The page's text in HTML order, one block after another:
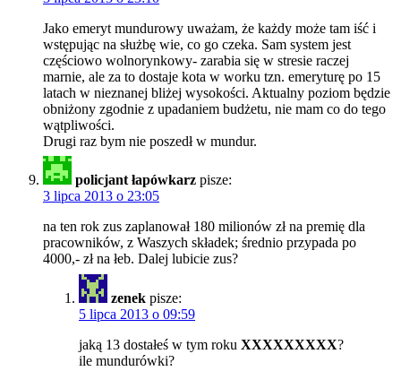
Jako emeryt mundurowy uważam, że każdy może tam iść i
wstępując na służbę wie, co go czeka. Sam system jest
częściowo wolnorynkowy- zarabia się w stresie raczej
marnie, ale za to dostaje kota w worku tzn. emeryturę po 15
latach w nieznanej bliżej wysokości. Aktualny poziom będzie
obniżony zgodnie z upadaniem budżetu, nie mam co do tego
wątpliwości.
Drugi raz bym nie poszedł w mundur.
policjant łapówkarz pisze:
3 lipca 2013 o 23:05
na ten rok zus zaplanował 180 milionów zł na premię dla
pracowników, z Waszych składek; średnio przypada po
4000,- zł na łeb. Dalej lubicie zus?
zenek pisze:
5 lipca 2013 o 09:59
jaką 13 dostałeś w tym roku XXXXXXXXX?
ile mundurówki?